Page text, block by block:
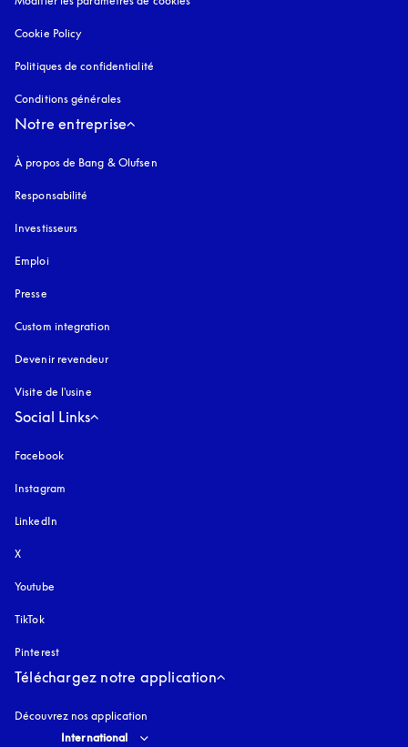
Cookie Policy
Politiques de confidentialité
Conditions générales
Notre entreprise
À propos de Bang & Olufsen
Responsabilité
Investisseurs
Emploi
Presse
Custom integration
Devenir revendeur
Visite de l'usine
Social Links
Facebook
Instagram
LinkedIn
X
Youtube
TikTok
Pinterest
Téléchargez notre application
Découvrez nos application
Select country and language
International